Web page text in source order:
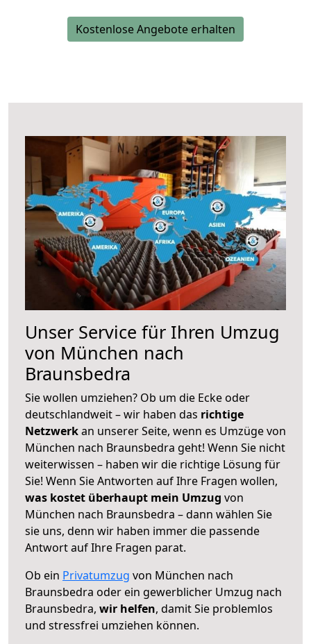
Kostenlose Angebote erhalten
Unser Service für Ihren Umzug
von München nach
Braunsbedra
Sie wollen umziehen? Ob um die Ecke oder
deutschlandweit – wir haben das richtige
Netzwerkan unserer Seite, wenn es Umzüge von
München nach Braunsbedra geht! Wenn Sie nicht
weiterwissen – haben wir die richtige Lösung für
Sie! Wenn Sie Antworten auf Ihre Fragen wollen,
was kostet überhaupt mein Umzug von
München nach Braunsbedra – dann wählen Sie
sie uns, denn wir haben immer die passende
Antwort auf Ihre Fragen parat.
Ob ein Privatumzug von München nach
Braunsbedra oder ein gewerblicher Umzug nach
Braunsbedra, wir helfen, damit Sie problemlos
und stressfrei umziehen können.